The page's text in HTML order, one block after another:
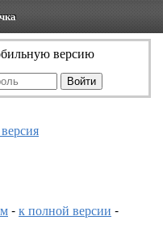
версию
-к полной версии -